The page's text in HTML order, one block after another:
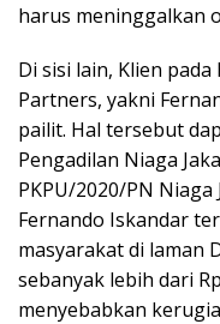
harus meninggalkan
Di sisi lain, Klien
Partners, yakni
pailit. Hal tersebut
Pengadilan Niaga
PKPU/2020/PN
Fernando Iskandar
masyarakat di laman
sebanyak lebih dari
menyebabkan